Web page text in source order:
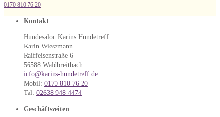
0170 810 76 20
Kontakt
Hundesalon Karins Hundetreff
Karin Wiesemann
Raiffeisenstraße 6
56588 Waldbreitbach
info@karins-hundetreff.de
Mobil: 0170 810 76 20
Tel: 02638 948 4474
Geschäftszeiten